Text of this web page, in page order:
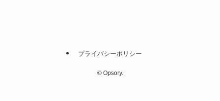
プライバシーポリシー
©Opsory.